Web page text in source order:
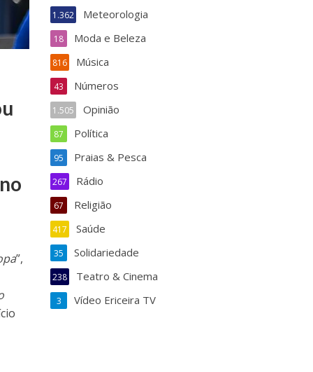
”,
Meteorologia
1.362
Moda e Beleza
18
Música
816
Números
43
Opinião
1.505
Política
87
Praias & Pesca
95
Rádio
267
Religião
67
Saúde
417
Solidariedade
35
Teatro & Cinema
238
Vídeo Ericeira TV
3